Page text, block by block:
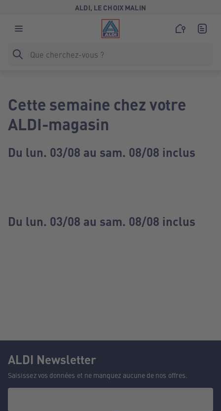
ALDI, LE CHOIX MALIN
Cette semaine chez votre
ALDI-magasin
Du lun. 03/08 au sam. 08/08 inclus
Du lun. 03/08 au sam. 08/08 inclus
ALDI Newsletter
Saisissez vos données et ne manquez aucune de nos offres.